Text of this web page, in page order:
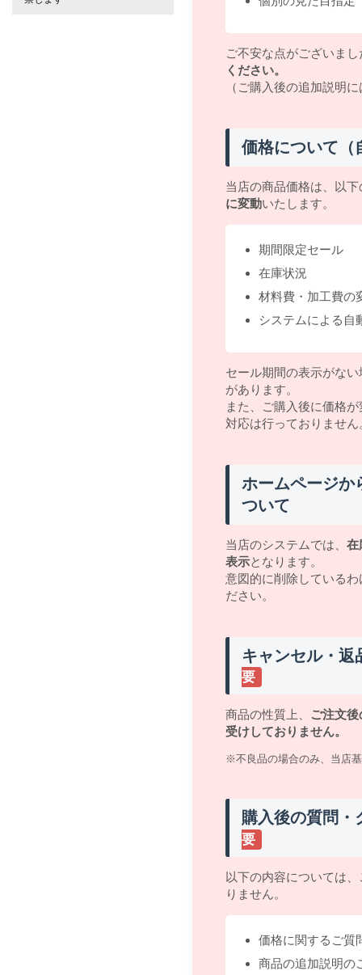
ご不安な点がございまし
ください。
（ご購入後の追加説明
価格について（
当店の商品価格は、以
に変動いたします。
期間限定セール
在庫状況
材料費・加工費の
システムによる自
セール期間の表示がな
があります。
また、ご購入後に価格
対応は行っておりません
ホームページか
ついて
当店のシステムでは、 在
表示となります。
意図的に削除している
ださい。
キャンセル・返
要
商品の性質上、 ご注文
受けしておりません。
※不良品の場合のみ、当店
購入後の質問・
要
以下の内容については
りません。
価格に関するご質
商品の追加説明の